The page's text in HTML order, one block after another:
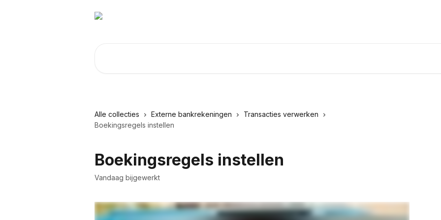
Alle collecties Externe bankrekeningen
Transacties verwerken
Boekingsregels instellen
Boekingsregels instellen
Vandaag bijgewerkt